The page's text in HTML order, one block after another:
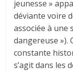
jeunesse »
déviante voire
associée à une
dangereuse »).
constante
s’agit dans les